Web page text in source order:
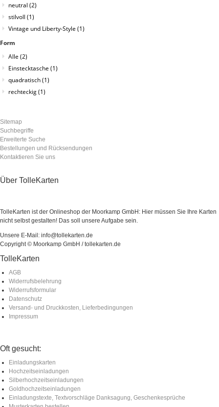
neutral (2)
stilvoll (1)
Vintage und Liberty-Style (1)
Form
Alle (2)
Einstecktasche (1)
quadratisch(1)
rechteckig(1)
Sitemap
Suchbegriffe
Erweiterte Suche
Bestellungen und Rücksendungen
Kontaktieren Sie uns
Über TolleKarten
TolleKarten ist der Onlineshop der Moorkamp GmbH: Hier müssen Sie Ihre Karten
nicht selbst gestalten! Das soll unsere Aufgabe sein.
Unsere E-Mail: info@tollekarten.de
Copyright © Moorkamp GmbH / tollekarten.de
TolleKarten
AGB
Widerrufsbelehrung
Widerrufsformular
Datenschutz
Versand- und Druckkosten, Lieferbedingungen
Impressum
Oft gesucht:
Einladungskarten
Hochzeitseinladungen
Silberhochzeitseinladungen
Goldhochzeitseinladungen
Einladungstexte, Textvorschläge Danksagung, Geschenkesprüche